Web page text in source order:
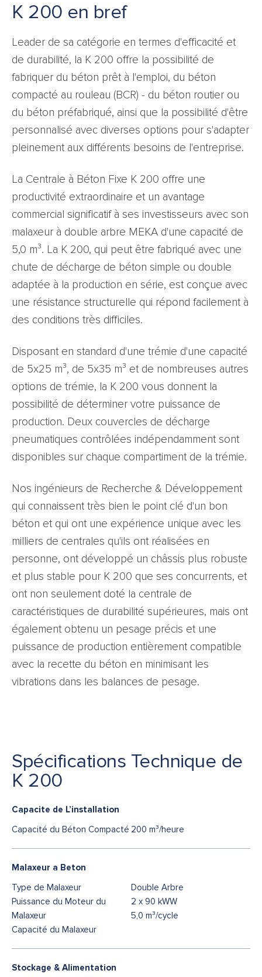
K 200 en bref
Leader de sa catégorie en termes d'efficacité et
de durabilité, la K 200 offre la possibilité de
fabriquer du béton prêt à l'emploi, du béton
compacté au rouleau (BCR) - du béton routier ou
du béton préfabriqué, ainsi que la possibilité d'être
personnalisé avec diverses options pour s'adapter
pleinement aux différents besoins de l'entreprise.
La Centrale à Béton Fixe K 200 offre une
productivité extraordinaire et un avantage
commercial significatif à ses investisseurs avec son
malaxeur à double arbre MEKA d'une capacité de
5,0 m³. La K 200, qui peut être fabriqué avec une
chute de décharge de béton simple ou double
adaptée à la production en série, est conçue avec
une résistance structurelle qui répond facilement à
des conditions très difficiles.
Disposant en standard d'une trémie d'une capacité
de 5x25 m³, de 5x35 m³ et de nombreuses autres
options de trémie, la K 200 vous donnent la
possibilité de déterminer votre puissance de
production. Deux couvercles de décharge
pneumatiques contrôlées indépendamment sont
disponibles sur chaque compartiment de la trémie.
Nos ingénieurs de Recherche & Développement
qui connaissent très bien le point clé d'un bon
béton et qui ont une expérience unique avec les
milliers de centrales qu'ils ont réalisées en
personne, ont développé un châssis plus robuste
et plus stable pour K 200 que ses concurrents, et
ont non seulement doté la centrale de
caractéristiques de durabilité supérieures, mais ont
également obtenu un pesage précis et une
puissance de production entièrement compatible
avec la recette du béton en minimisant les
vibrations dans les balances de pesage.
Spécifications Technique de
K 200
Capacite de L’installation
Capacité du Béton Compacté 200 m³/heure
Malaxeur a Beton
Type de Malaxeur
Puissance du Moteur du
Malaxeur
Capacité du Malaxeur
Double Arbre
2 x 90 kWW
5,0 m³/cycle
Stockage & Alimentation